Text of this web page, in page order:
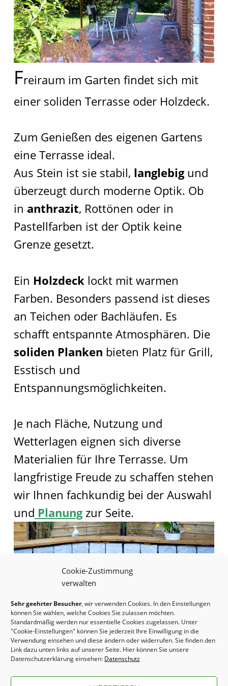
Cookie-Zustimmung
verwalten
Sehr geehrter Besucher, wir verwenden Cookies. In den Einstellungen
können Sie wählen, welche Cookies Sie zulassen möchten.
Standardmäßig werden nur essentielle Cookies zugelassen. Unter
"Cookie-Einstellungen" können Sie jederzeit Ihre Einwilligung in die
Verwendung einsehen und diese ändern oder widerrufen. Sie finden den
Link dazu unten links auf unserer Seite. Hier können Sie unsere
Datenschutzerklärung einsehen: Datenschutz
Freiraum im Garten findet sich mit
einer soliden Terrasse oder Holzdeck.
Zum Genießen des eigenen Gartens
eine Terrasse ideal.
Aus Stein ist sie stabil, langlebigund
überzeugt durch moderne Optik. Ob
in anthrazit, Rottönen oder in
Pastellfarben ist der Optik keine
Grenze gesetzt.
Ein Holzdeck lockt mit warmen
Farben. Besonders passend ist dieses
an Teichen oder Bachläufen. Es
schafft entspannte Atmosphären. Die
soliden Planken bieten Platz für Grill,
Esstisch und
Entspannungsmöglichkeiten.
Je nach Fläche, Nutzung und
Wetterlagen eignen sich diverse
Materialien für Ihre Terrasse. Um
langfristige Freude zu schaffen stehen
wir Ihnen fachkundig bei der Auswahl
und Planungzur Seite.
Copyright by Robert Mennen 2020 |
Garten- und Landschaftsbau | Tel.: (+49)
4131 89 88 60 |
galabaumennen@gmail.com |Impressum